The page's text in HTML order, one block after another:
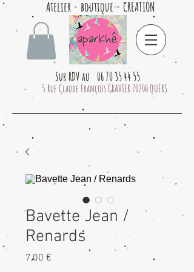
Atelier - boutique - CREATION
Sur RDV au 06 70 35 44 55
5 Rue Claude François GRAVIER 70200 QUERS
Bavette Jean /
Renards
7,00 €